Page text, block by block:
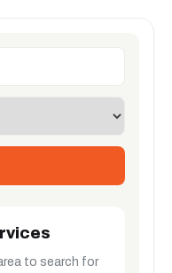
to search for